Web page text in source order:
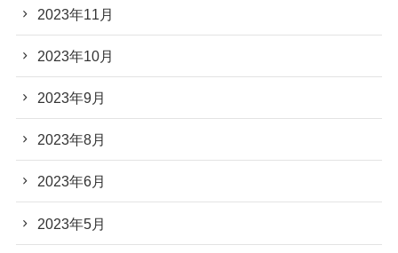
2023年11月
2023年10月
2023年9月
2023年8月
2023年6月
2023年5月